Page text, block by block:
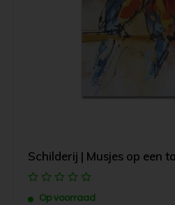
Schilderij | Musjes op een
Op voorraad